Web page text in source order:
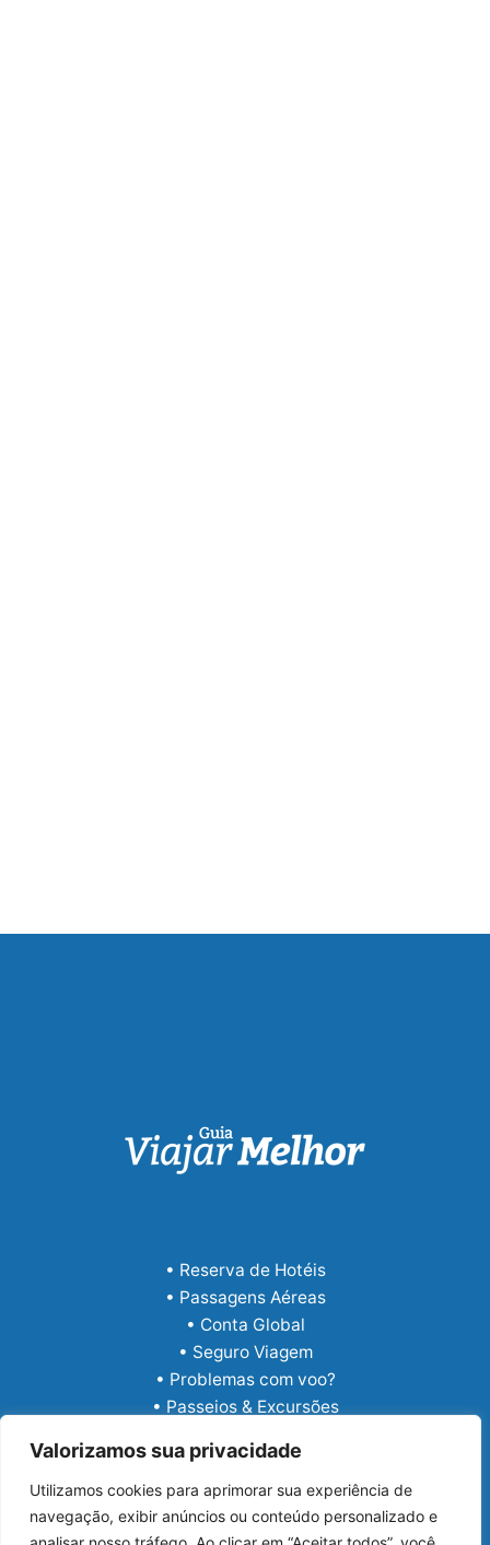
Valorizamos sua privacidade
Utilizamos cookies para aprimorar sua experiência de
navegação, exibir anúncios ou conteúdo personalizado e
• Reserva de Hotéis
• Passagens Aéreas
• Conta Global
• Seguro Viagem
• Problemas com voo?
• Passeios & Excursões